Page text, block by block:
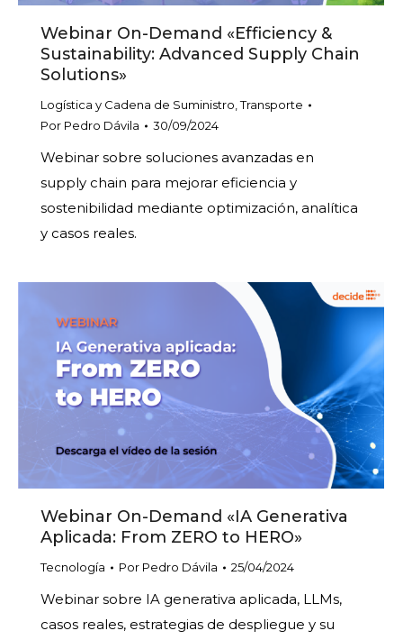
Webinar On-Demand «Efficiency &
Sustainability: Advanced Supply Chain
Solutions»
Logística y Cadena de Suministro,Transporte
Por Pedro Dávila 30/09/2024
Webinar sobre soluciones avanzadas en
supply chain para mejorar eficiencia y
sostenibilidad mediante optimización, analítica
y casos reales.
Webinar On-Demand «IA Generativa
Aplicada: From ZERO to HERO»
Tecnología Por Pedro Dávila 25/04/2024
Webinar sobre IA generativa aplicada, LLMs,
casos reales, estrategias de despliegue y su